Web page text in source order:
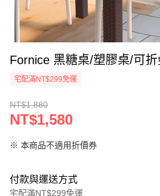
Fornice 黑糖桌/塑膠桌/可
宅配滿NT$299免運
NT$1,880
NT$1,580
※ 本商品不適用折價券
付款與運送方式
宅配滿NT$299免運